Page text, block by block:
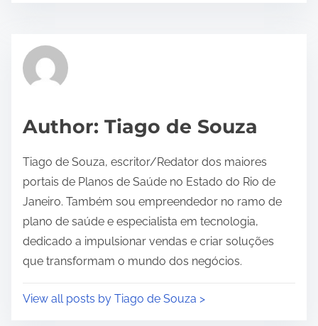
r
e
t
i
e
Author: Tiago de Souza
Tiago de Souza, escritor/Redator dos maiores
portais de Planos de Saúde no Estado do Rio de
Janeiro. Também sou empreendedor no ramo de
plano de saúde e especialista em tecnologia,
dedicado a impulsionar vendas e criar soluções
que transformam o mundo dos negócios.
View all posts by Tiago de Souza >